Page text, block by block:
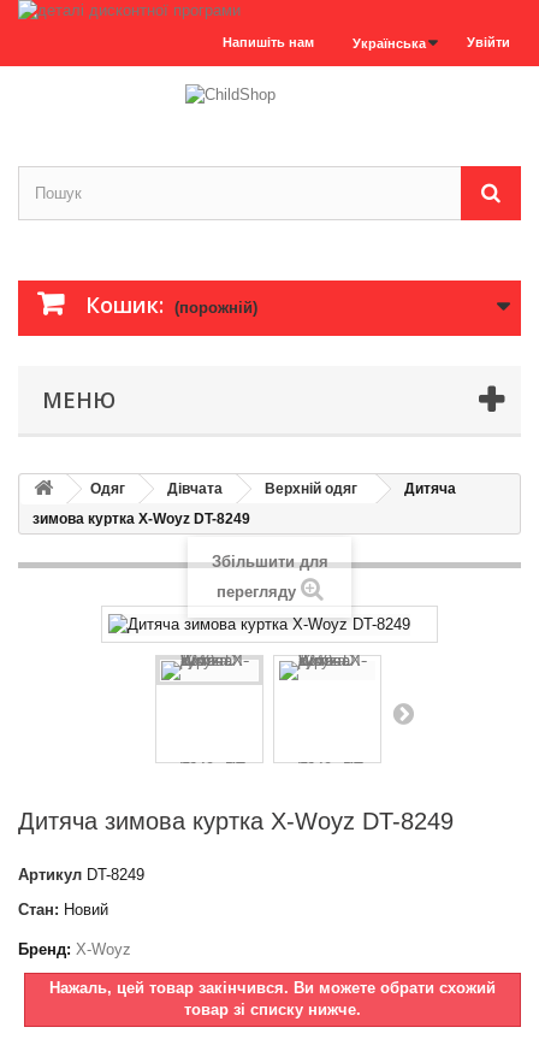
Увійти
Українська
Напишіть нам
Кошик: (порожній)
МЕНЮ
Одяг Дівчата Верхній одяг
Дитяча
зимова куртка X-Woyz DT-8249
Збільшити для
перегляду
Дитяча зимова куртка X-Woyz DT-8249
Артикул DT-8249
Стан: Новий
Бренд: X-Woyz
Нажаль, цей товар закінчився. Ви можете обрати схожий
товар зі списку нижче.